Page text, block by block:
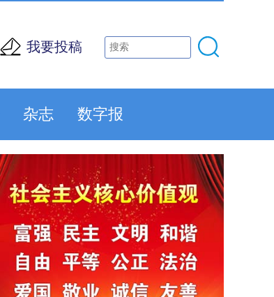
我要投稿
杂志 数字报